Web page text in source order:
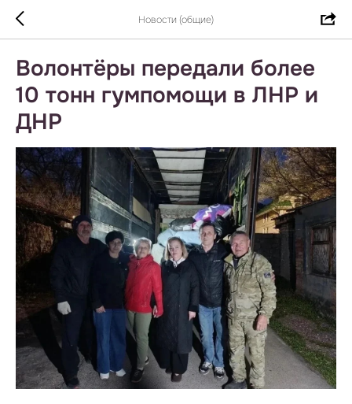
Новости (общие)
Волонтёры передали более
10 тонн гумпомощи в ЛНР и
ДНР